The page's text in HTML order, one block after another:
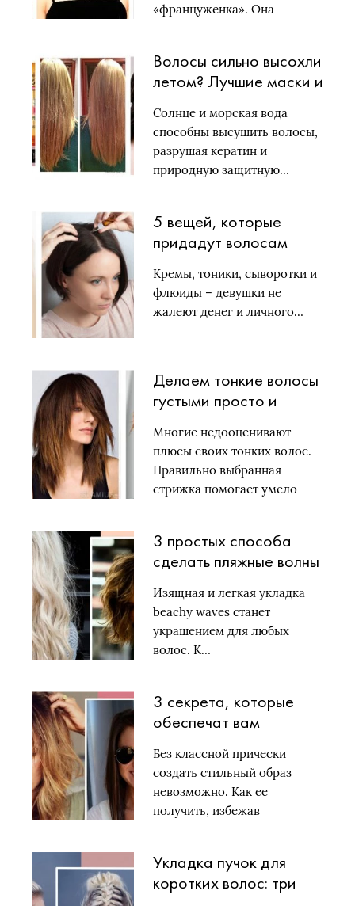
«француженка». Она
Волосы сильно высохли
летом? Лучшие маски и
восстановления
Солнце и морская вода
способны высушить волосы,
разрушая кератин и
природную защитную…
5 вещей, которые
придадут волосам
знаете!
Кремы, тоники, сыворотки и
флюиды – девушки не
жалеют денег и личного…
Делаем тонкие волосы
густыми просто и
Многие недооценивают
плюсы своих тонких волос.
Правильно выбранная
стрижка помогает умело
3 простых способа
сделать пляжные волны
образа
Изящная и легкая укладка
beachy waves станет
украшением для любых
волос. К…
3 секрета, которые
обеспечат вам
Без классной прически
создать стильный образ
невозможно. Как ее
получить, избежав
Укладка пучок для
коротких волос: три